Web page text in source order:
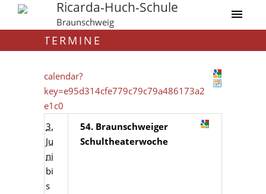
Ricarda-Huch-Schule
Braunschweig
TERMINE
calendar?
key=e95d314cfe779c79c79a486173a2
e1c0
3.
Ju
ni
bi
s
54. Braunschweiger
Schultheaterwoche